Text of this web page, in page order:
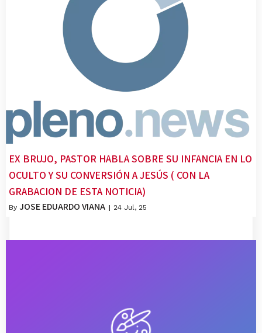
EX BRUJO, PASTOR HABLA SOBRE SU INFANCIA EN LO
OCULTO Y SU CONVERSIÓN A JESÚS ( CON LA
GRABACION DE ESTA NOTICIA)
By JOSE EDUARDO VIANA | 24 Jul, 25